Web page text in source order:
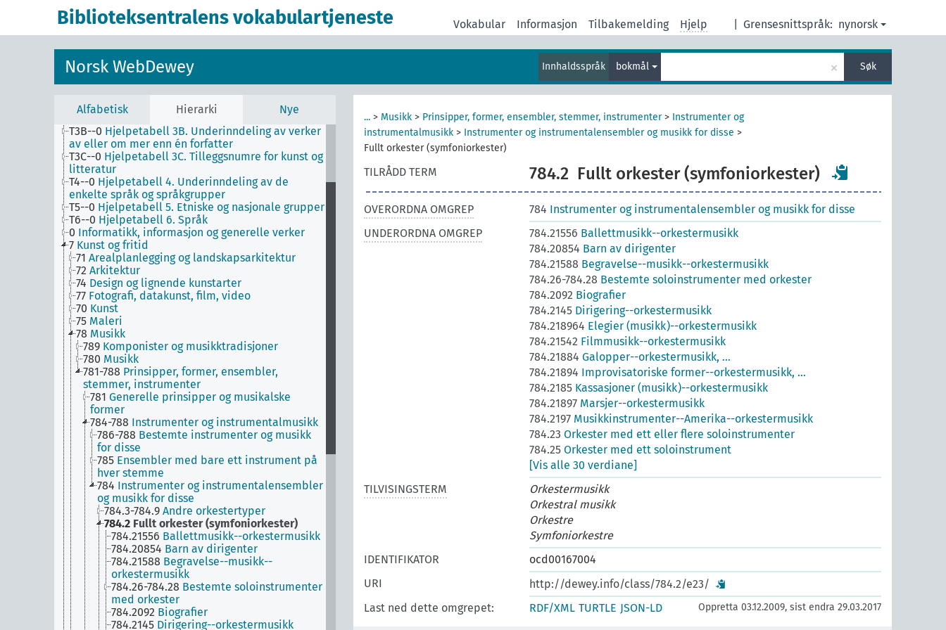
Biblioteksentralens vokabulartjeneste Grensesnittspråk: nynorsk
Vokabular Informasjon Tilbakemelding Hjelp
Norsk WebDewey Innhaldsspråk bokmål × Søk
Alfabetisk Hierarki Nye
9 Historie og geografi
T3--0 Hjelpetabell 3. Underinndeling av kunst, av
de enkelte språks litteraturer, av bestemte
litterære former
T3A--0 Hjelpetabell 3A. Underinndeling av verker
T3B--0 Hjelpetabell 3B. Underinndeling av verker
av eller om mer enn én forfatter
T3C--0 Hjelpetabell 3C. Tilleggsnumre for kunst og
litteratur
T4--0 Hjelpetabell 4. Underinndeling av de
enkelte språk og språkgrupper
T5--0 Hjelpetabell 5. Etniske og nasjonale grupper
T6--0 Hjelpetabell 6. Språk
0 Informatikk, informasjon og generelle verker
7 Kunst og fritid
71 Arealplanlegging og landskapsarkitektur
72 Arkitektur
74 Design og lignende kunstarter
77 Fotografi, datakunst, film, video
70 Kunst
75 Maleri
78 Musikk
789 Komponister og musikktradisjoner
780 Musikk
781-788 Prinsipper, former, ensembler,
stemmer, instrumenter
781 Generelle prinsipper og musikalske
former
784-788 Instrumenter og instrumentalmusikk
786-788 Bestemte instrumenter og musikk
for disse
785 Ensembler med bare ett instrument på
hver stemme
784 Instrumenter og instrumentalensembler
og musikk for disse
784.3-784.9 Andre orkestertyper
784.2 Fullt orkester (symfoniorkester)
784.21556 Ballettmusikk--orkestermusikk
784.20854 Barn av dirigenter
784.21588 Begravelse--musikk--
orkestermusikk
784.26-784.28 Bestemte soloinstrumenter
med orkester
784.2092 Biografier
784.2145 Dirigering--orkestermusikk
... > Musikk > Prinsipper, former, ensembler, stemmer, instrumenter> Instrumenter og
instrumentalmusikk > Instrumenter og instrumentalensembler og musikk for disse >
Fullt orkester (symfoniorkester)
TILRÅDD TERM 784.2 Fullt orkester (symfoniorkester)
OVERORDNA OMGREP 784 Instrumenter og instrumentalensembler og musikk for disse
UNDERORDNA OMGREP
784.21556 Ballettmusikk--orkestermusikk
784.20854 Barn av dirigenter
784.21588 Begravelse--musikk--orkestermusikk
784.26-784.28 Bestemte soloinstrumenter med orkester
784.2092 Biografier
784.2145 Dirigering--orkestermusikk
784.218964 Elegier (musikk)--orkestermusikk
784.21542 Filmmusikk--orkestermusikk
784.21884 Galopper--orkestermusikk, …
784.21894 Improvisatoriske former--orkestermusikk, …
784.2185 Kassasjoner (musikk)--orkestermusikk
784.21897 Marsjer--orkestermusikk
784.2197 Musikkinstrumenter--Amerika--orkestermusikk
784.23 Orkester med ett eller flere soloinstrumenter
784.25 Orkester med ett soloinstrument
[Vis alle 30 verdiane]
TILVISINGSTERM
Orkestermusikk
Orkestral musikk
Orkestre
Symfoniorkestre
IDENTIFIKATOR
ocd00167004
URI
http://dewey.info/class/784.2/e23/
Last ned dette omgrepet:
RDF/XML TURTLE JSON-LD Oppretta 03.12.2009, sist endra 29.03.2017